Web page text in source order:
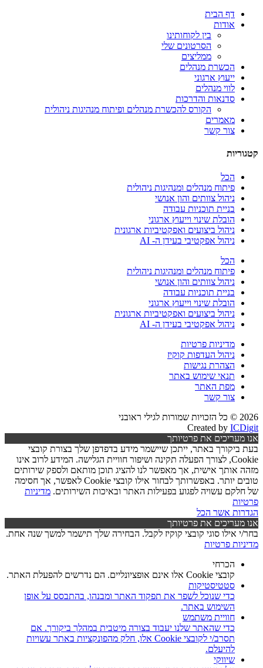
דף הבית
אודות
בין לקוחותינו
הסרטונים שלי
ממליצים
הכשרת מנהלים
ייעוץ ארגוני
לווי מנהלים
סדנאות והדרכות
הקורס להכשרת מנהלים ופיתוח מנהיגות ניהולית
מאמרים
צור קשר
קטגוריות
הכל
פיתוח מנהלים ומנהיגות ניהולית
ניהול צוותים והון אנושי
בניית תוכניות עבודה
הובלת שינוי וייעוץ ארגוני
ניהול ביצועים ואפקטיביות ארגונית
ניהול אפקטיבי בעידן ה- AI
הכל
פיתוח מנהלים ומנהיגות ניהולית
ניהול צוותים והון אנושי
בניית תוכניות עבודה
הובלת שינוי וייעוץ ארגוני
ניהול ביצועים ואפקטיביות ארגונית
ניהול אפקטיבי בעידן ה- AI
מדיניות פרטיות
ניהול העדפות קוקיז
הצהרת נגישות
תנאי שימוש באתר
מפת האתר
צור קשר
2026 © כל הזכויות שמורות לגילי ראובני
Created by ICDigit
אנו מעריכים את פרטיותך
בעת ביקורך באתר, ייתכן שיישמר מידע בדפדפן שלך בצורת קובצי
Cookie, לצורך הפעלה תקינה ושיפור חוויית הגלישה. המידע לרוב אינו
מזהה אותך אישית, אך מאפשר לנו להציג תוכן מותאם ולספק שירותים
טובים יותר. באפשרותך לבחור אילו קובצי Cookie לאפשר, אך חסימה
של חלקם עשויה לפגוע בפעילות האתר ובאיכות השירותים. מדיניות
פרטיות
הגדרות אשר הכל
אנו מעריכים את פרטיותך
בחר/י אילו סוגי קובצי קוקיז לקבל. הבחירה שלך תישמר למשך שנה אחת.
מדיניות פרטיות
הכרחי
קובצי Cookie אלו אינם אופציונליים. הם נדרשים להפעלת האתר.
סטטיסטיקות
כדי שנוכל לשפר את תפקוד האתר ומבנהו, בהתבסס על אופן
השימוש באתר.
חוויית משתמש
כדי שהאתר שלנו יעבוד בצורה מיטבית במהלך ביקורך. אם
תסרב/י לקובצי Cookie אלו, חלק מהפונקציות באתר עשויות
להיעלם.
שיווקי